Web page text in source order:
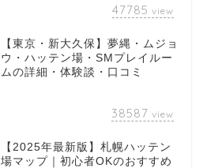
47785 view
【東京・新大久保】夢縄・ムジョ
ウ・ハッテン場・SMプレイルー
ムの詳細・体験談・口コミ
38587 view
【2025年最新版】札幌ハッテン
場マップ｜初心者OKのおすすめ